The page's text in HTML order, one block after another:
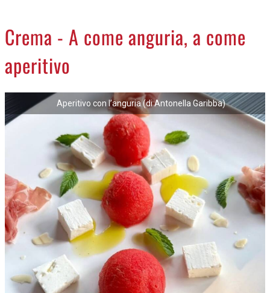
LA PIAZZA
ACCEDI
Crema - A come anguria, a come
aperitivo
Aperitivo con l’anguria (di Antonella Garibba)